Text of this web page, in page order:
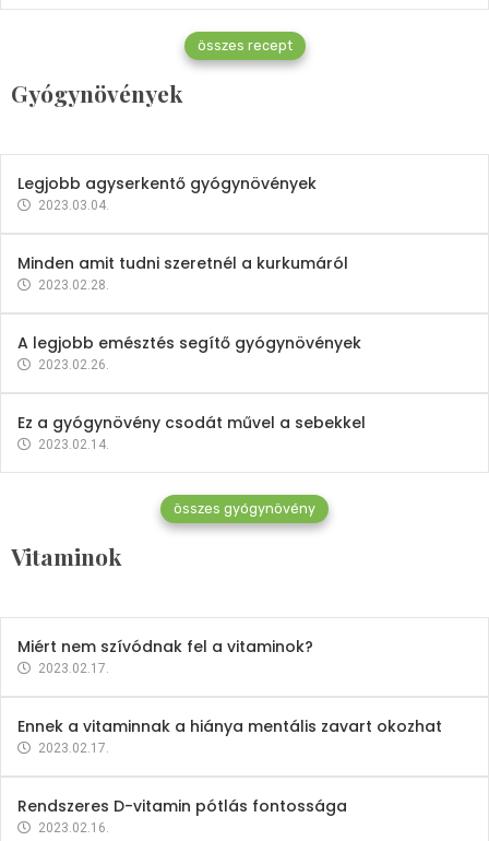
összes recept
Gyógynövények
Gyógynövények
Mindent a petrezselyemről
2023.12.21.
Legjobb agyserkentő gyógynövények
2023.03.04.
Minden amit tudni szeretnél a kurkumáról
2023.02.28.
A legjobb emésztés segítő gyógynövények
2023.02.26.
Ez a gyógynövény csodát művel a sebekkel
2023.02.14.
összes gyógynövény
Vitaminok
Vitaminok
Mindent a B-12 vitaminról
2023.02.27.
Miért nem szívódnak fel a vitaminok?
2023.02.17.
Ennek a vitaminnak a hiánya mentális zavart okozhat
2023.02.17.
Rendszeres D-vitamin pótlás fontossága
2023.02.16.